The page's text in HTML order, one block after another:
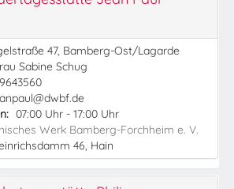
47, Bamberg-Ost/Lagarde
Sabine Schug
07:00 Uhr - 17:00 Uhr
Werk Bamberg-Forchheim e. V.
46, Hain